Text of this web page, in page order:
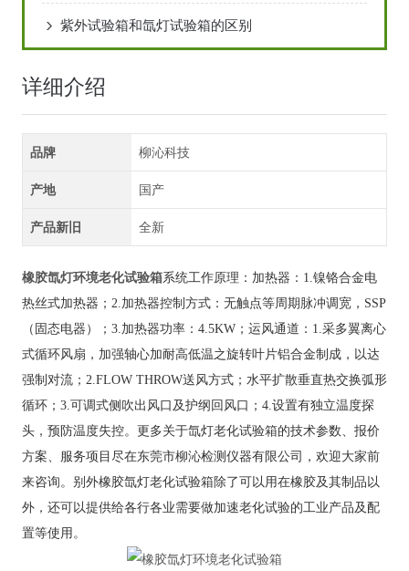
紫外试验箱和氙灯试验箱的区别
详细介绍
品牌 柳沁科技
产地 国产
产品新旧 全新
橡胶氙灯环境老化试验箱系统工作原理：加热器： 1.镍铬合金电
热丝式加热器；2.加热器控制方式：无触点等周期脉冲调宽，SSP
（固态电器）；3.加热器功率：4.5KW；运风通道：1.采多翼离心
式循环风扇，加强轴心加耐高低温之旋转叶片铝合金制成，以达
强制对流；2.FLOW THROW送风方式；水平扩散垂直热交换弧形
循环；3.可调式侧吹出风口及护纲回风口；4.设置有独立温度探
头，预防温度失控。更多关于氙灯老化试验箱的技术参数、报价
方案、服务项目尽在东莞市柳沁检测仪器有限公司，欢迎大家前
来咨询。别外橡胶氙灯老化试验箱除了可以用在橡胶及其制品以
外，还可以提供给各行各业需要做加速老化试验的工业产品及配
置等使用。